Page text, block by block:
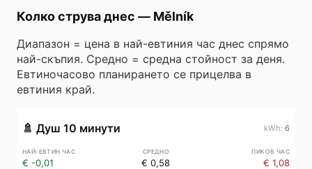
Колко струва днес — Mělník
Диапазон = цена в най-евтиния час днес спрямо
най-скъпия. Средно = средна стойност за деня.
Евтиночасово планирането се прицелва в
евтиния край.
🚿 Душ 10 минути 6
€ -0,01 € 0,58 € 1,08